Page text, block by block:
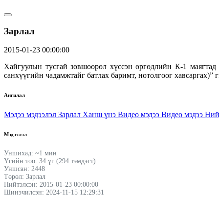
Зарлал
2015-01-23 00:00:00
Хайгуулын тусгай зөвшөөрөл хүссэн өргөдлийн К-1
санхүүгийн чадамжтайг батлах баримт, нотолгоог
Ангилал
Мэдээ мэдээлэл Зарлал Ханш үнэ Видео мэдээ Видео мэдээ
Мэдээлэл
Уншихад: ~1 мин
Үгийн тоо: 34 үг (294 тэмдэгт)
Уншсан: 2448
Төрөл: Зарлал
Нийтэлсэн: 2015-01-23 00:00:00
Шинэчилсэн: 2024-11-15 12:29:31